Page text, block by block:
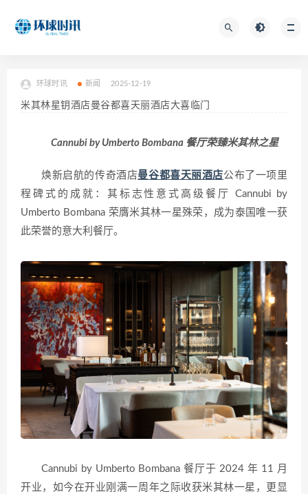
环球时讯 新闻 2025-12-19
米其林星钥酒店曼谷都喜天丽酒店大喜临门
Cannubi by Umberto Bombana 餐厅荣臻米其林之星
焕新启航的传奇酒店曼谷都喜天丽酒店公布了一项里
程碑式的成就：其标志性意式高级餐厅 Cannubi by
Umberto Bombana 荣膺米其林一星殊荣，成为泰国唯一获
此荣誉的意大利餐厅。
Cannubi by Umberto Bombana 餐厅于 2024 年 11 月
开业，如今在开业刚满一周年之际收获米其林一星，更显